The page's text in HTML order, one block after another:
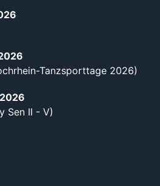
Tanzsporttage 2026)
Sen II - V)